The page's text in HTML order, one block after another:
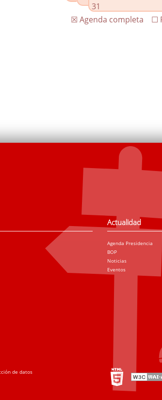
31
☐
☒ Agenda completa
Actualidad
Agenda Presidencia
BOP
Noticias
Eventos
de datos